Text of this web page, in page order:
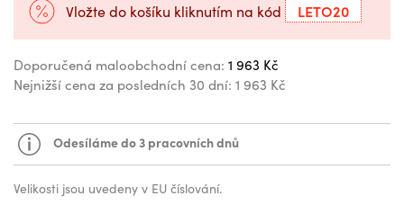
Vložte do košíku kliknutím na kód LETO20
Doporučená maloobchodní cena: 1 963 Kč
Nejnižší cena za posledních 30 dní: 1 963 Kč
Odesíláme do 3 pracovních dnů
Velikosti jsou uvedeny v EU číslování.